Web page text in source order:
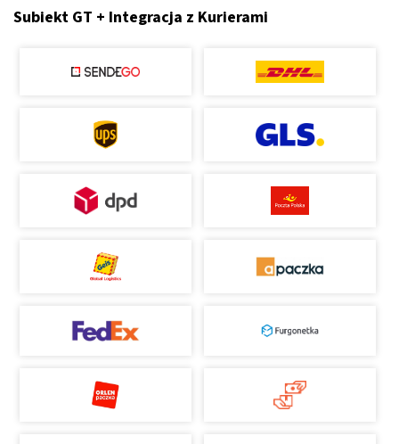
Subiekt GT + Integracja z Kurierami